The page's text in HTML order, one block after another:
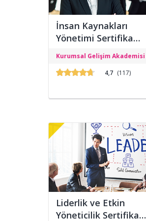
İnsan Kaynakları
Yönetimi Sertifika
Programı
Programı, E-Devlet ve Üniversitesi
onaylı olup eğitimlere sitemizden
katılıp alabilirsiniz.
Kurumsal Gelişim Akademisi
4,7 (117)
Liderlik ve Etkin
Yöneticilik Sertifika